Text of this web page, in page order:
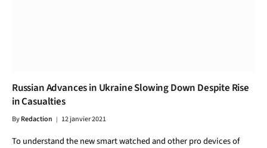
Russian Advances in Ukraine Slowing Down Despite Rise
in Casualties
ByRedaction 12 janvier 2021
To understand the new smart watched and other pro devices of